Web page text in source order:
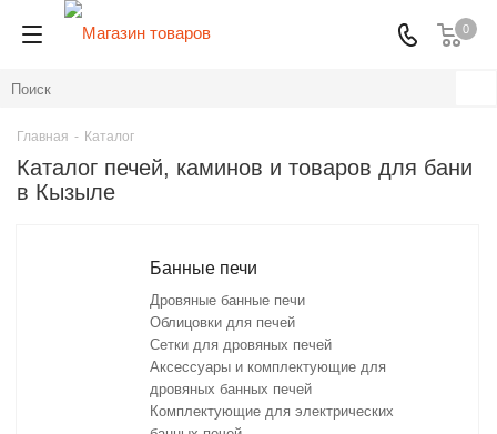
0
Главная - Каталог
Каталог печей, каминов и товаров для бани
в Кызыле
Банные печи
Дровяные банные печи
Облицовки для печей
Сетки для дровяных печей
Аксессуары и комплектующие для
дровяных банных печей
Комплектующие для электрических